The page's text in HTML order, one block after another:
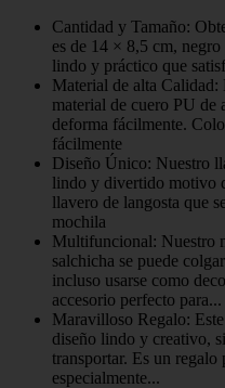
Cantidad y Tamaño:
es de 14 × 8,5 cm,
lindo y práctico que
Material de alta Calidad:
material de cuero PU de
deforma fácilmente.
fácilmente
Diseño Único: Nuestro
lindo y divertido motivo
llavero de langosta que
mochila
Multifuncional: Nuestro
salchicha se puede
incluso usarse como
accesorio perfecto para...
Maravilloso Regalo:
diseño lindo y creativo,
transportar. Es un
especialmente...